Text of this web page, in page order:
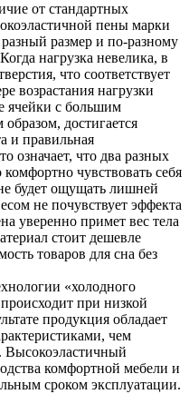
от стандартных
пены марки
размер и по-разному
нагрузка невелика, в
что соответствует
возрастания нагрузки
ячейки с большим
достигается
и правильная
означает, что два разных
чувствовать себя
будет ощущать лишней
не почувствует эффекта
уверенно примет вес тела
стоит дешевле
товаров для сна без
«холодного
при низкой
продукция обладает
чем
Высокоэластичный
комфортной мебели и
сроком эксплуатации.